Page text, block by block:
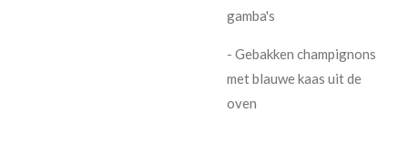
gamba's
- Gebakken champignons
met blauwe kaas uit de
oven